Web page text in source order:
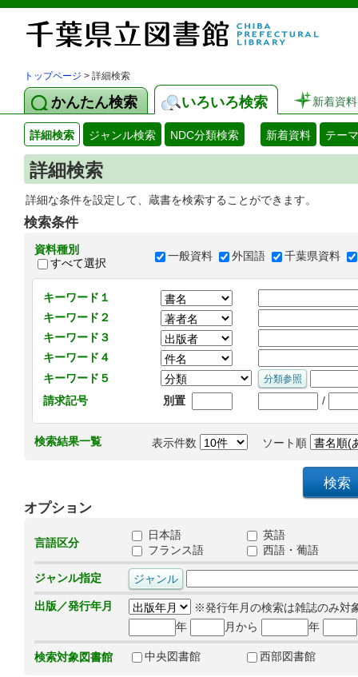
トップページ > 詳細検索
かんたん検索 いろいろ検索 新着資料
詳細検索 ジャンル検索 NDC分類検索 新着資料 テー
詳細検索
詳細な条件を設定して、蔵書を検索することができます。
検索条件
資料種別
すべて選択
一般資料 外国語 千葉県資料
キーワード１
キーワード２
キーワード３
キーワード４
キーワード５
請求記号
別置 /
検索結果一覧 表示件数 ソート順
オプション
言語区分
日本語
英語
フランス語
西語・葡語
ジャンル指定
出版／発行年月
※発行年月の検索は雑誌のみ対
年
月から 年
検索対象図書館 中央図書館 西部図書館